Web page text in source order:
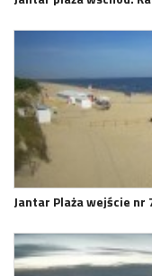
Jantar Plaża wejście